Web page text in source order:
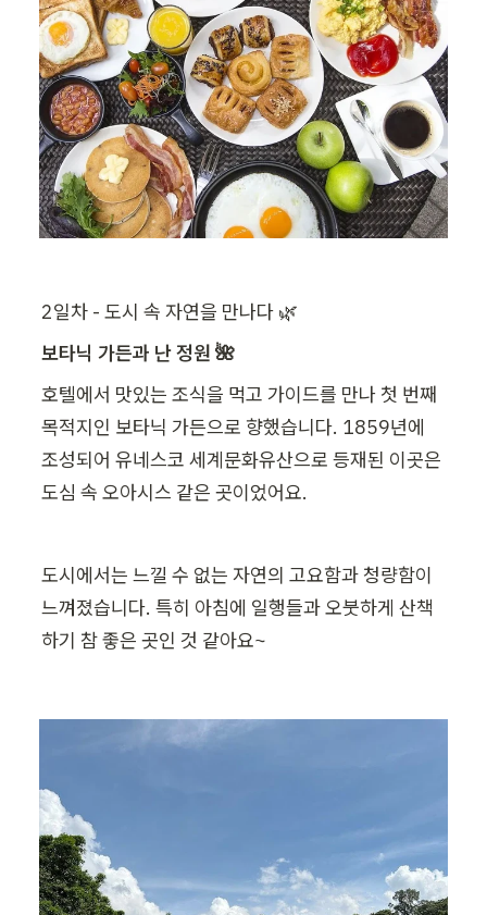
2일차 - 도시 속 자연을 만나다 🌿
보타닉 가든과 난 정원 🌺
호텔에서 맛있는 조식을 먹고 가이드를 만나 첫 번째
목적지인 보타닉 가든으로 향했습니다. 1859년에
조성되어 유네스코 세계문화유산으로 등재된 이곳은
도심 속 오아시스 같은 곳이었어요.
도시에서는 느낄 수 없는 자연의 고요함과 청량함이
느껴졌습니다. 특히 아침에 일행들과 오붓하게 산책
하기 참 좋은 곳인 것 같아요~